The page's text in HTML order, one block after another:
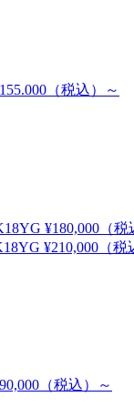
（税込）～
¥180,000（税
¥210,000（税
（税込）～